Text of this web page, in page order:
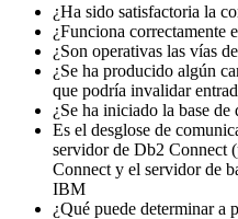
¿Ha sido satisfactoria la
¿Funciona correctamente
¿Son operativas las vías
¿Se ha producido algún
que podría invalidar
¿Se ha iniciado la base de
Es el desglose de
servidor de Db2 Connect
Connect y el servidor de
IBM
¿Qué puede determinar a